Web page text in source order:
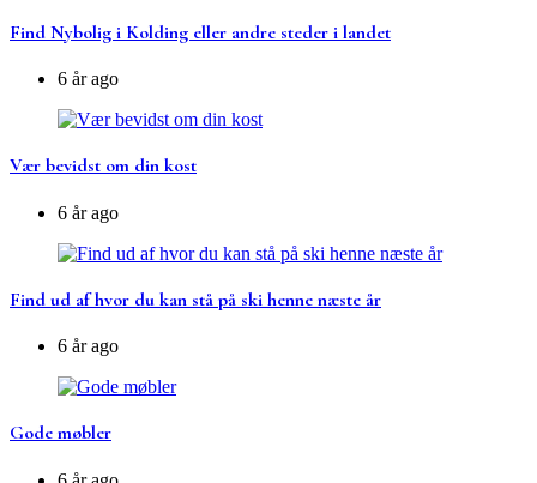
Find Nybolig i Kolding eller andre steder i landet
6 år ago
Vær bevidst om din kost
6 år ago
Find ud af hvor du kan stå på ski henne næste år
6 år ago
Gode møbler